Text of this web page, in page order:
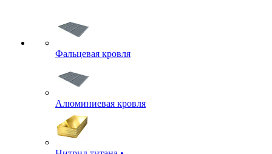
Фальцевая кровля
Алюминиевая кровля